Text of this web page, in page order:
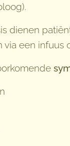
dienen
een infuus